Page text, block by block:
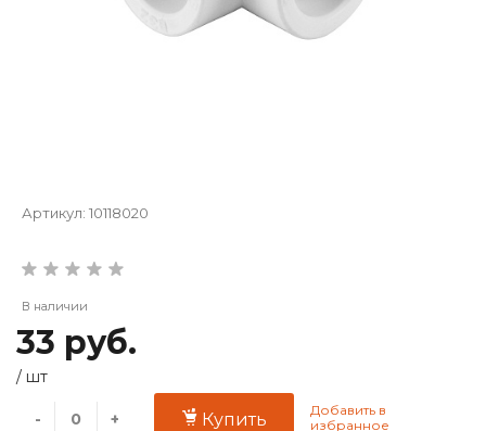
Артикул: 10118020
В наличии
33 руб.
/ шт
- + Купить